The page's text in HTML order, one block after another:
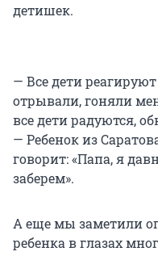
детишек.
— Все дети
отрывали, гоняли
все дети радуются,
— Ребенок из
говорит: «Папа, я
заберем».
А еще мы заметили
ребенка в глазах